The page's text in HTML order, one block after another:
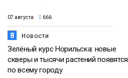
07 августа 666
8 Новости
Зелёный курс Норильска: новые
скверы и тысячи растений появятся
по всему городу